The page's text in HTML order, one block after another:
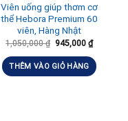
Viên uống giúp thơm cơ
thể Hebora Premium 60
viên, Hàng Nhật
1,050,000₫ 945,000 ₫
THÊM VÀO GIỎ HÀNG